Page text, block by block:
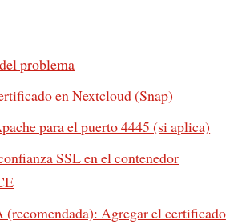
problema
en Nextcloud (Snap)
para el puerto 4445 (si aplica)
SSL en el contenedor
(recomendada): Agregar el certificado